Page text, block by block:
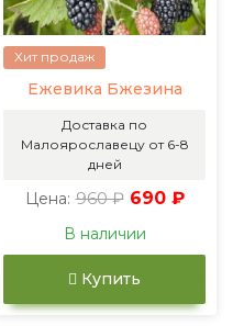
Хит продаж
Ежевика Бжезина
Доставка по
Малоярославецу от 6-8
дней
Цена: 960 ₽ 690 ₽
В наличии
Купить